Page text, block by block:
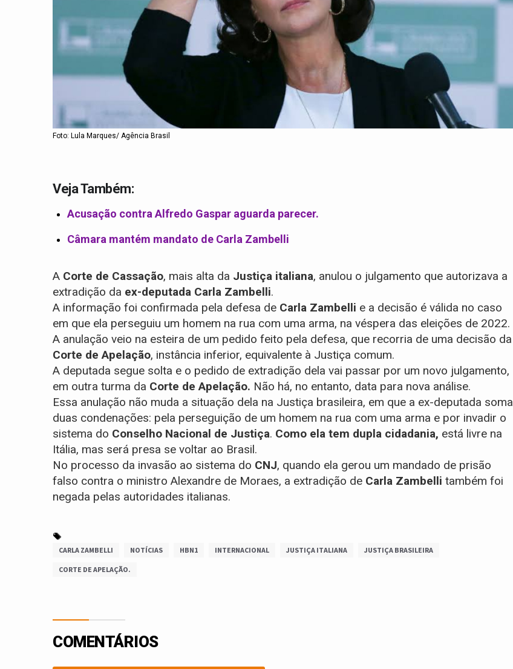
Foto: Lula Marques/ Agência Brasil
Veja Também:
Acusação contra Alfredo Gaspar aguarda parecer.
Câmara mantém mandato de Carla Zambelli
A Corte de Cassação, mais alta da Justiça italiana, anulou o julgamento que autorizava a
extradição da ex-deputada Carla Zambelli.
A informação foi confirmada pela defesa de Carla Zambelli e a decisão é válida no caso
em que ela perseguiu um homem na rua com uma arma, na véspera das eleições de 2022.
A anulação veio na esteira de um pedido feito pela defesa, que recorria de uma decisão da
Corte de Apelação, instância inferior, equivalente à Justiça comum.
A deputada segue solta e o pedido de extradição dela vai passar por um novo julgamento,
em outra turma da Corte de Apelação. Não há, no entanto, data para nova análise.
Essa anulação não muda a situação dela na Justiça brasileira, em que a ex-deputada soma
duas condenações: pela perseguição de um homem na rua com uma arma e por invadir o
sistema do Conselho Nacional de Justiça. Como ela tem dupla cidadania, está livre na
Itália, mas será presa se voltar ao Brasil.
No processo da invasão ao sistema do CNJ, quando ela gerou um mandado de prisão
falso contra o ministro Alexandre de Moraes, a extradição de Carla Zambelli também foi
negada pelas autoridades italianas.
CARLA ZAMBELLI NOTÍCIAS HBN1 INTERNACIONAL JUSTIÇA ITALIANA JUSTIÇA BRASILEIRA
CORTE DE APELAÇÃO.
COMENTÁRIOS